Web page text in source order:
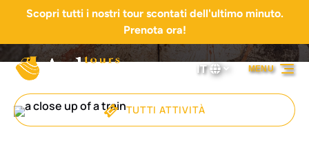
Vai alla navigazione principale
Vai al contenuto
Vai al piè di pagina
Scopri tutti i nostri tour scontati dell'ultimo minuto.
Prenota ora!
Seleziona
la
lingua
IT
TUTTI ATTIVITÀ
MENU